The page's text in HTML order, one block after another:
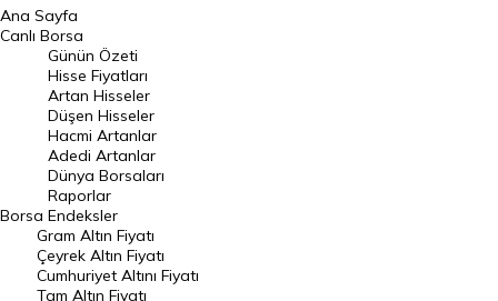
BIST 100 Hisseleri
En Çok Artan Hisseler
En Çok Düşen Hisseler
Hacmi Artanlar
Geçmiş Kapanışlar
Dünya Borsaları
Raporlar
Endeksler
Ana Sayfa
Canlı Borsa
Borsa
Günün Özeti
Hisse Fiyatları
Artan Hisseler
Düşen Hisseler
Hacmi Artanlar
Adedi Artanlar
Dünya Borsaları
Raporlar
Endeksler
Gram Altın Fiyatı
Çeyrek Altın Fiyatı
Cumhuriyet Altını Fiyatı
Tam Altın Fiyatı